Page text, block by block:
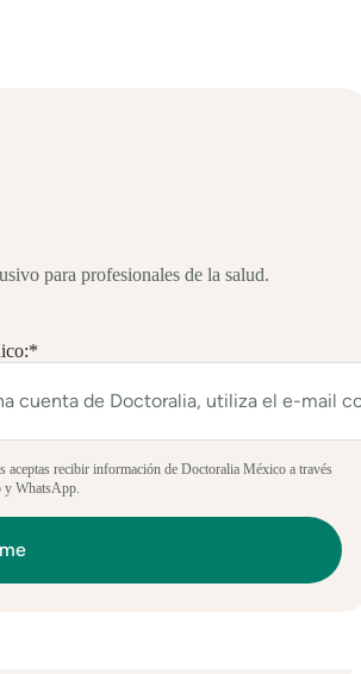
para profesionales de la salud.
*
recibir información de Doctoralia México a través
y WhatsApp.